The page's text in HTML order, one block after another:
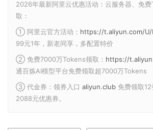
2026年最新阿里云优惠活动：云服务器、免
取：
① 阿里云官方活动： https://t.aliyun.com/U/
99元1年，新老同享，多配置特价
② 免费7000万Tokens领取： https://
通百炼AI模型平台免费领取超7000万Tokens
③ 代金券：领券入口 aliyun.club 免费领取
2088元优惠券。